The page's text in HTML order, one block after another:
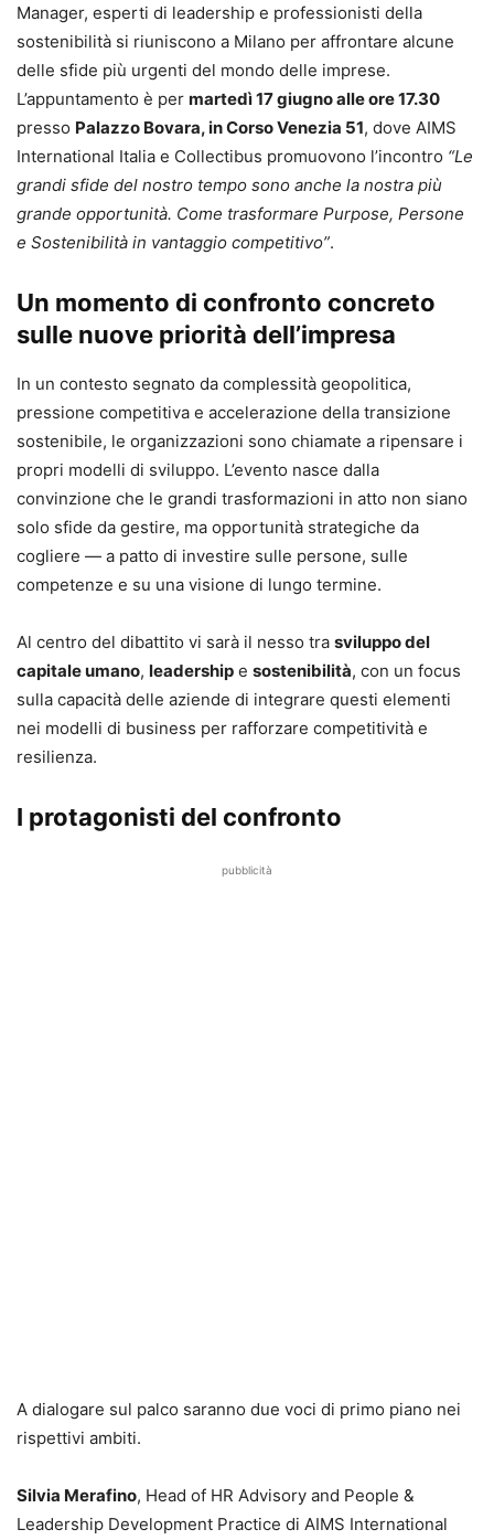
Manager, esperti di leadership e professionisti della
sostenibilità si riuniscono a Milano per affrontare alcune
delle sfide più urgenti del mondo delle imprese.
L’appuntamento è per martedì 17 giugno alle ore 17.30
presso Palazzo Bovara, in Corso Venezia 51, dove AIMS
International Italia e Collectibus promuovono l’incontro “Le
grandi sfide del nostro tempo sono anche la nostra più
grande opportunità. Come trasformare Purpose, Persone
e Sostenibilità in vantaggio competitivo”.
Un momento di confronto concreto
sulle nuove priorità dell’impresa
In un contesto segnato da complessità geopolitica,
pressione competitiva e accelerazione della transizione
sostenibile, le organizzazioni sono chiamate a ripensare i
propri modelli di sviluppo. L’evento nasce dalla
convinzione che le grandi trasformazioni in atto non siano
solo sfide da gestire, ma opportunità strategiche da
cogliere — a patto di investire sulle persone, sulle
competenze e su una visione di lungo termine.
Al centro del dibattito vi sarà il nesso tra sviluppo del
capitale umano, leadership e sostenibilità, con un focus
sulla capacità delle aziende di integrare questi elementi
nei modelli di business per rafforzare competitività e
resilienza.
I protagonisti del confronto
pubblicità
A dialogare sul palco saranno due voci di primo piano nei
rispettivi ambiti.
Silvia Merafino, Head of HR Advisory and People &
Leadership Development Practice di AIMS International